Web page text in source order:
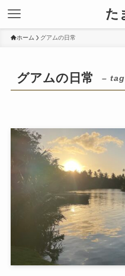
た
ホーム グアムの日常
グアムの日常 –